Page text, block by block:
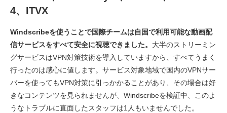
4、ITVX
Windscribeを使うことで国際チームは自国で利用可能な動画配
信サービスをすべて安全に視聴できました。 大半のストリーミン
グサービスはVPN対策技術を導入していますから、すべてうまく
行ったのは感心に値します。サービス対象地域で国内のVPNサー
バーを使ってもVPN対策に引っかかることがあり、その場合は好
きなコンテンツを見られませんが、Windscribeを検証中、このよ
うなトラブルに直面したスタッフは1人もいませんでした。